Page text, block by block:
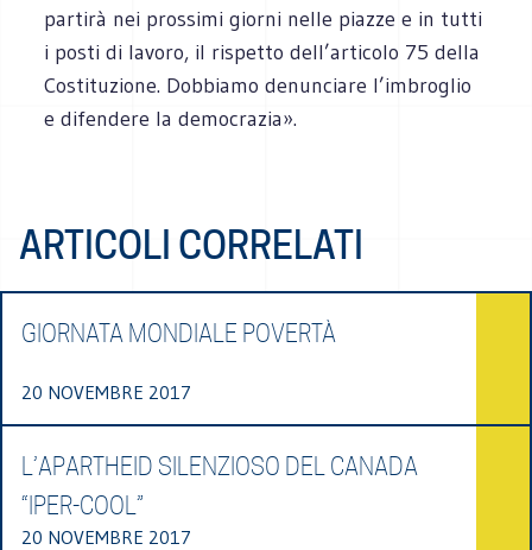
partirà nei prossimi giorni nelle piazze e in tutti
i posti di lavoro, il rispetto dell’articolo 75 della
Costituzione. Dobbiamo denunciare l’imbroglio
e difendere la democrazia».
ARTICOLI CORRELATI
GIORNATA MONDIALE POVERTÀ
20 NOVEMBRE 2017
L’APARTHEID SILENZIOSO DEL CANADA
“IPER-COOL”
20 NOVEMBRE 2017